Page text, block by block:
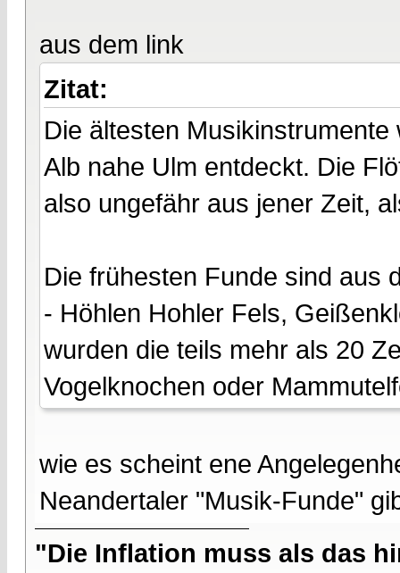
aus dem link
Zitat:
Die ältesten
Alb nahe Ulm entdeckt. Die
also ungefähr aus jener Zeit,
Die frühesten Funde sind aus
- Höhlen Hohler Fels,
wurden die teils mehr als 20
Vogelknochen oder
wie es scheint ene
Neandertaler "Musik-Funde"
"Die Inflation muss als das